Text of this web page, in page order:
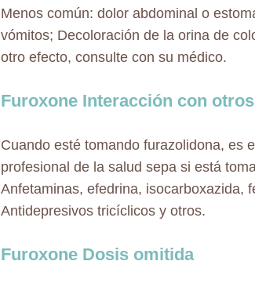
Menos común: dolor abdominal o
vómitos; Decoloración de la orina de
otro efecto, consulte con su médico.
Furoxone Interacción con
Cuando esté tomando furazolidona, es
profesional de la salud sepa si está
Anfetaminas, efedrina, isocarboxazida,
Antidepresivos tricíclicos y otros.
Furoxone Dosis omitida